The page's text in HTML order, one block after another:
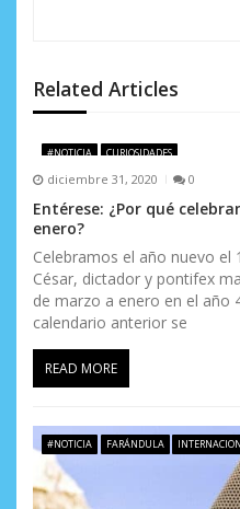
n
d
e
e
n
t
r
a
d
a
s
Related Articles
#NOTICIA CURIOSIDADES
diciembre 31, 2020 0
Entérese: ¿Por qué
enero?
Celebramos el año nuevo el
César, dictador y pontifex
de marzo a enero en el año
calendario anterior se
READ MORE
#NOTICIA FARÁNDULA